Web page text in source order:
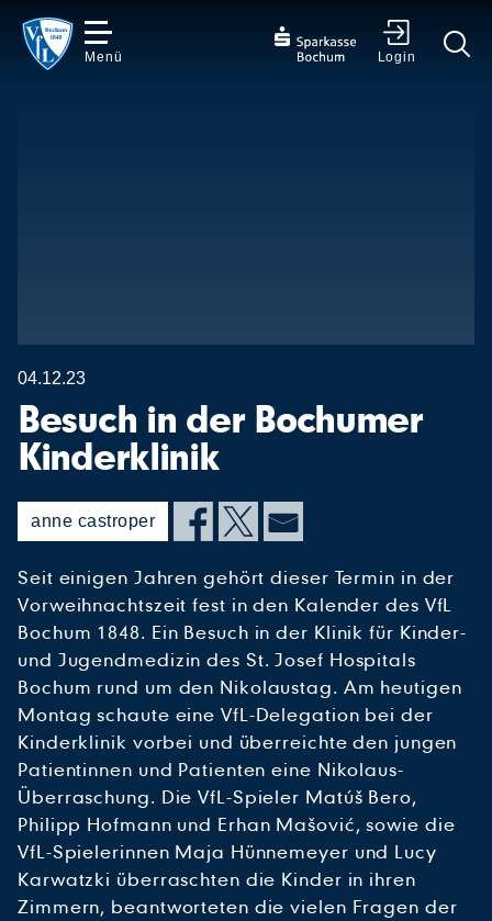
Menü Login
04.12.23
Besuch in der Bochumer
Kinderklinik
anne castroper
Seit einigen Jahren gehört dieser Termin in der
Vorweihnachtszeit fest in den Kalender des VfL
Bochum 1848. Ein Besuch in der Klinik für Kinder-
und Jugendmedizin des St. Josef Hospitals
Bochum rund um den Nikolaustag. Am heutigen
Montag schaute eine VfL-Delegation bei der
Kinderklinik vorbei und überreichte den jungen
Patientinnen und Patienten eine Nikolaus-
Überraschung. Die VfL-Spieler Matúš Bero,
Philipp Hofmann und Erhan Mašović, sowie die
VfL-Spielerinnen Maja Hünnemeyer und Lucy
Karwatzki überraschten die Kinder in ihren
Zimmern, beantworteten die vielen Fragen der